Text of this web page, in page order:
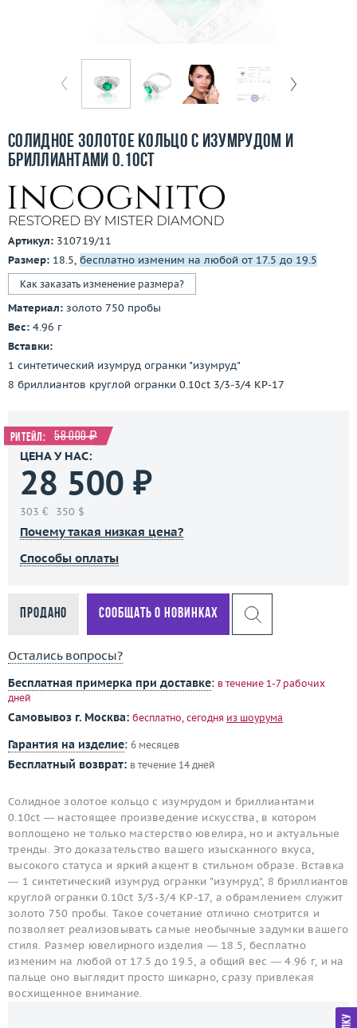
О компании
Контакты
3D-тур по шоуруму
Солидное золотое кольцо с изумрудом и
бриллиантами 0.10ct
Артикул: 310719/11
Размер: 18.5, бесплатно изменим на любой от 17.5 до 19.5
Как заказать изменение размера?
Материал: золото 750 пробы
Вес: 4.96 г
Вставки:
1 синтетический изумруд огранки "изумруд"
8 бриллиантов круглой огранки 0.10ct 3/3-3/4 КР-17
Ритейл: 58 000 ₽
ЦЕНА У НАС:
28 500 ₽
303 € 350 $
Почему такая низкая цена?
Способы оплаты
Продано Сообщать о новинках
Остались вопросы?
Бесплатная примерка при доставке: в течение 1-7 рабочих
дней
Самовывоз г. Москва: бесплатно, сегодня из шоурума
Гарантия на изделие: 6 месяцев
Бесплатный возврат: в течение 14 дней
Солидное золотое кольцо с изумрудом и бриллиантами
0.10ct — настоящее произведение искусства, в котором
воплощено не только мастерство ювелира, но и актуальные
тренды. Это доказательство вашего изысканного вкуса,
высокого статуса и яркий акцент в стильном образе. Вставка
— 1 синтетический изумруд огранки "изумруд", 8 бриллиантов
круглой огранки 0.10ct 3/3-3/4 КР-17, а обрамлением служит
золото 750 пробы. Такое сочетание отлично смотрится и
позволяет реализовывать самые необычные задумки вашего
стиля. Размер ювелирного изделия — 18.5, бесплатно
изменим на любой от 17.5 до 19.5, а общий вес — 4.96 г, и на
пальце оно выглядит просто шикарно, сразу привлекая
восхищенное внимание.